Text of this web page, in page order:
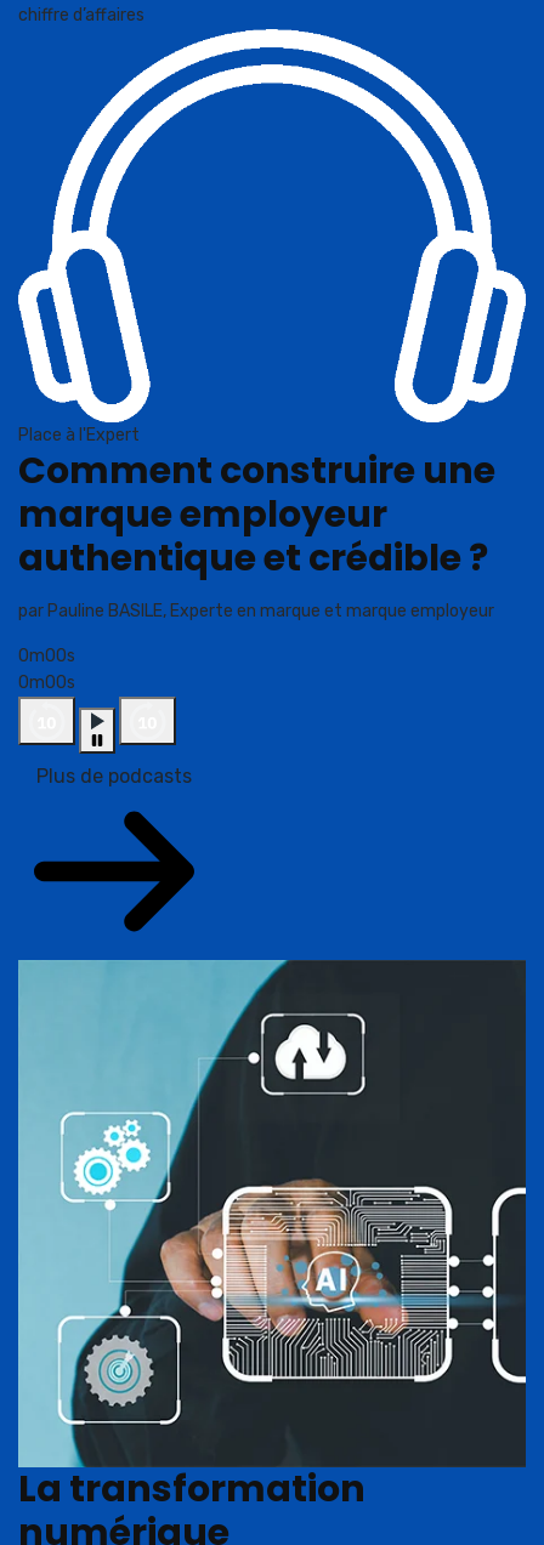
chiffre d’affaires
Place à l'Expert
Comment construire une
marque employeur
authentique et crédible ?
par Pauline BASILE, Experte en marque et marque employeur
0m00s
0m00s
Plus de podcasts
La transformation
numérique